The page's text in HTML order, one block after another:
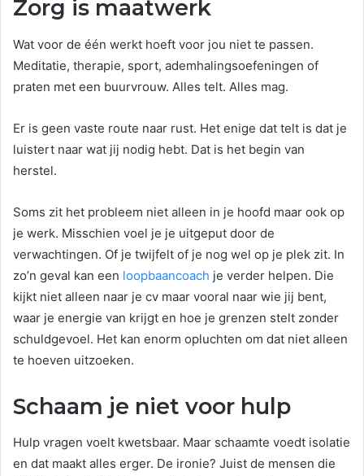
Zorg is maatwerk
Wat voor de één werkt hoeft voor jou niet te passen.
Meditatie, therapie, sport, ademhalingsoefeningen of
praten met een buurvrouw. Alles telt. Alles mag.
Er is geen vaste route naar rust. Het enige dat telt is dat je
luistert naar wat jij nodig hebt. Dat is het begin van
herstel.
Soms zit het probleem niet alleen in je hoofd maar ook op
je werk. Misschien voel je je uitgeput door de
verwachtingen. Of je twijfelt of je nog wel op je plek zit. In
zo’n geval kan een loopbaancoach je verder helpen. Die
kijkt niet alleen naar je cv maar vooral naar wie jij bent,
waar je energie van krijgt en hoe je grenzen stelt zonder
schuldgevoel. Het kan enorm opluchten om dat niet alleen
te hoeven uitzoeken.
Schaam je niet voor hulp
Hulp vragen voelt kwetsbaar. Maar schaamte voedt isolatie
en dat maakt alles erger. De ironie? Juist de mensen die